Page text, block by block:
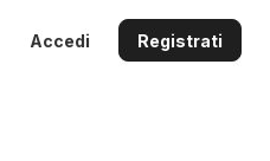
Accedi Registrati